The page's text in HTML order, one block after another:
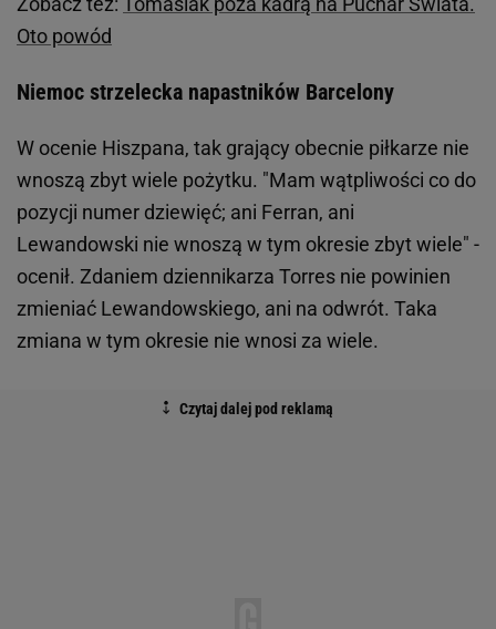
Oto powód
Niemoc strzelecka napastników Barcelony
W ocenie Hiszpana, tak grający obecnie piłkarze nie
wnoszą zbyt wiele pożytku. "Mam wątpliwości co do
pozycji numer dziewięć; ani Ferran, ani
Lewandowski nie wnoszą w tym okresie zbyt wiele" -
ocenił. Zdaniem dziennikarza Torres nie powinien
zmieniać Lewandowskiego, ani na odwrót. Taka
zmiana w tym okresie nie wnosi za wiele.